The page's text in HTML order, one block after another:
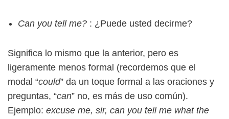
Can you tell me? : ¿Puede usted decirme?
Significa lo mismo que la anterior, pero es
ligeramente menos formal (recordemos que el
modal “could” da un toque formal a las oraciones y
preguntas, “can” no, es más de uso común).
Ejemplo: excuse me, sir, can you tell me what the